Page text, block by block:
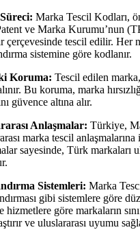
Marka Tescil Kodları,
ve Marka Kurumu’nun
çerçevesinde tescil edilir. Her
sistemine göre kodlanır.
Koruma: Tescil edilen
Bu koruma, marka
güvence altına alır.
Anlaşmalar: Türkiye,
marka tescil anlaşmalarına
sayesinde, Türk markaları
Sistemleri: Marka
gibi sistemlere göre
hizmetlere göre markaların
ve uluslararası uyumu